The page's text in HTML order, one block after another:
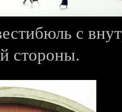
с
стороны.